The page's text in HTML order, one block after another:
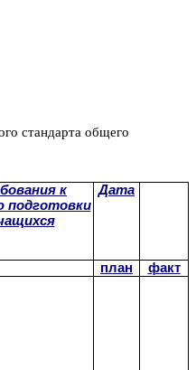
стандарта общего
к
подготовки
Дата
план факт